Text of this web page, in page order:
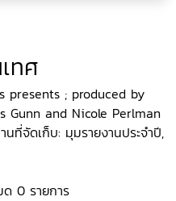
ทศ
presents ; produced by
Gunn and Nicole Perlman
ที่จัดเก็บ: มุมรายงานประจำปี,
0 รายการ